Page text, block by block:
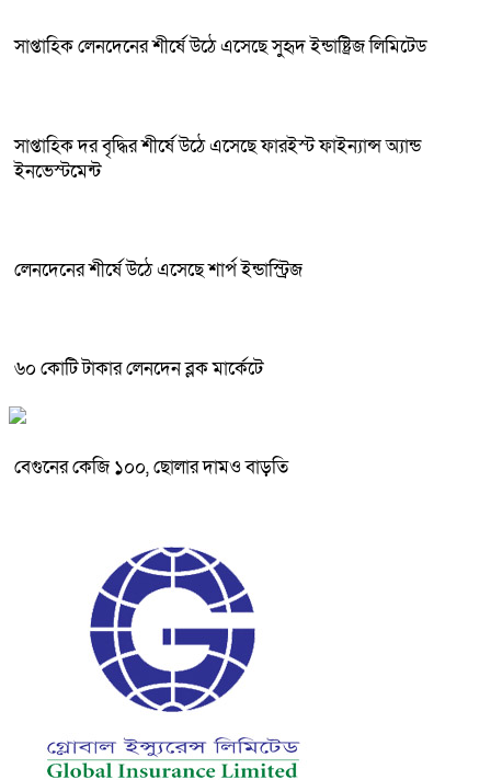
সাপ্তাহিক লেনদেনের শীর্ষে উঠে এসেছে সুহৃদ ইন্ডাষ্ট্রিজ লিমিটেড
সাপ্তাহিক দর বৃদ্ধির শীর্ষে উঠে এসেছে ফারইস্ট ফাইন্যান্স অ্যান্ড
ইনভেস্টমেন্ট
লেনদেনের শীর্ষে উঠে এসেছে শার্প ইন্ডাস্ট্রিজ
৬০ কোটি টাকার লেনদেন ব্লক মার্কেটে
বেগুনের কেজি ১০০, ছোলার দামও বাড়তি